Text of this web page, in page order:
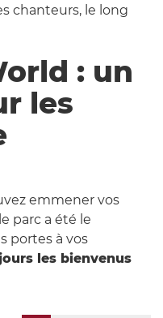
chanteurs, le long
: un
les
emmener vos
parc a été le
portes à vos
les bienvenus